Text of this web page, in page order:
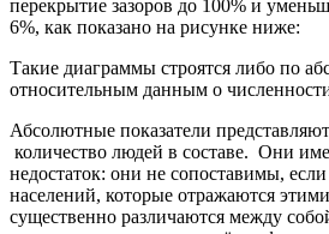
перекрытие зазоров до 100% и
6%, как показано на рисунке ниже:
Такие диаграммы строятся либо по
относительным данным о
Абсолютные показатели
количество людей в составе. Они
недостаток: они не сопоставимы,
населений, которые отражаются
существенно различаются между